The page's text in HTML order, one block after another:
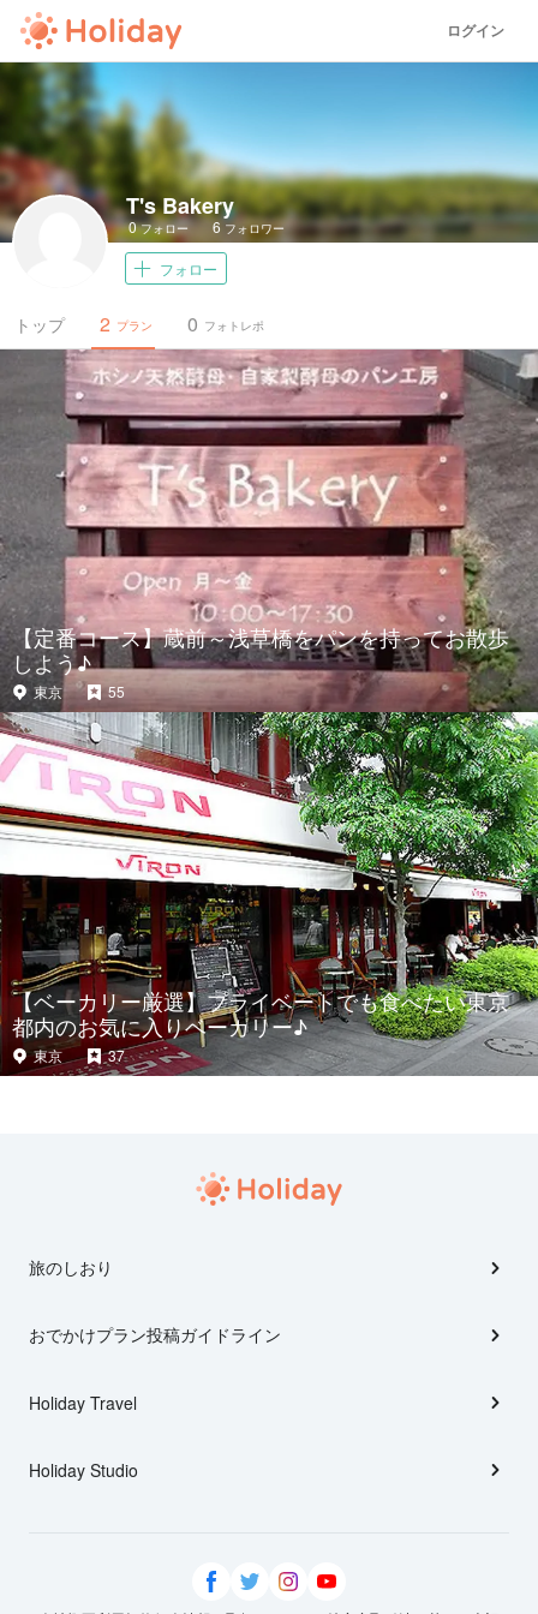
ログイン
T's Bakery
0フォロー 6 フォロワー
フォロー
トップ プラン
2 フォトレポ
0
【定番コース】蔵前～浅草橋をパンを持ってお散歩
しよう♪
東京 55
【ベーカリー厳選】プライベートでも食べたい東京
都内のお気に入りベーカリー♪
東京 37
旅のしおり
おでかけプラン投稿ガイドライン
Holiday Travel
Holiday Studio